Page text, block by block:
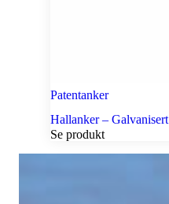
Patentanker
Hallanker – Galvanisert
Se produkt